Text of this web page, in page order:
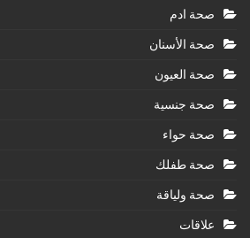
صحة ادم
صحة الأسنان
صحة العيون
صحة جنسية
صحة حواء
صحة طفلك
صحة ولياقة
علاقات